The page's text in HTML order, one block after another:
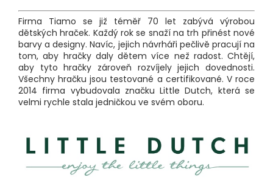
Firma Tiamo se již téměř 70 let zabývá výrobou
dětských hraček. Každý rok se snaží na trh přinést nové
barvy a designy. Navíc, jejich návrháři pečlivě pracují na
tom, aby hračky daly dětem více než radost. Chtějí,
aby tyto hračky zároveň rozvíjely jejich dovednosti.
Všechny hračku jsou testované a certifikované. V roce
2014 firma vybudovala značku Little Dutch, která se
velmi rychle stala jedničkou ve svém oboru.